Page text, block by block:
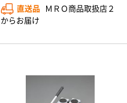
直送品 ＭＲＯ商品取扱店２
からお届け